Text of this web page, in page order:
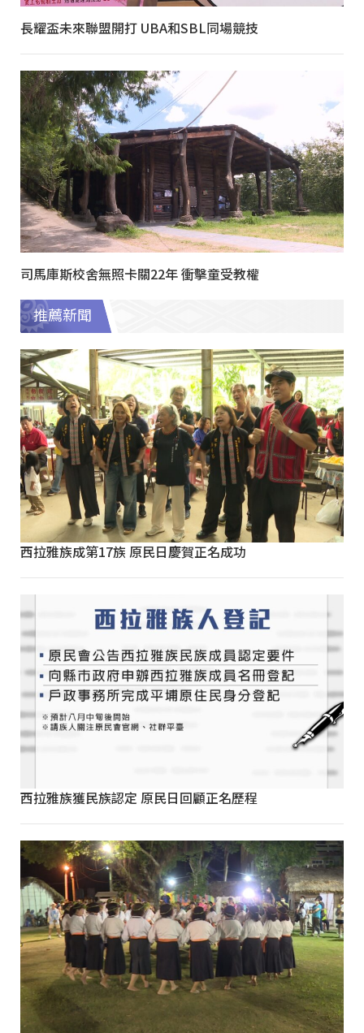
長耀盃未來聯盟開打 UBA和SBL同場競技
司馬庫斯校舍無照卡關22年 衝擊童受教權
推薦新聞
西拉雅族成第17族 原民日慶賀正名成功
西拉雅族獲民族認定 原民日回顧正名歷程